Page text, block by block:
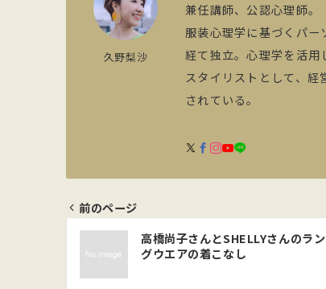
久野梨沙
兼任講師、公認心理師。
服装心理学に基づくパ
経て独立。心理学を活用
スタイリストとして、経
されている。
投
前のページ
高橋尚子さんとSHELLYさんのラ
グウエアの着こなし